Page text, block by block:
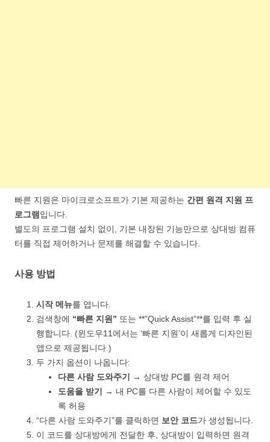
빠른 지원은 마이크로소프트가 기본 제공하는 간편 원격 지원 프
로그램 입니다.
별도의 프로그램 설치 없이, 기본 내장된 기능만으로 상대방 컴퓨
터를 직접 제어하거나 문제를 해결할 수 있습니다.
사용 방법
시작 메뉴를 엽니다.
검색창에 “빠른 지원” 또는 **”Quick Assist”**를 입력 후 실
행합니다. (윈도우11에서는 ‘빠른 지원’이 새롭게 디자인된
앱으로 제공됩니다.)
두 가지 옵션이 나옵니다:
다른 사람 도와주기
→ 상대방 PC를 원격 제어
도움을 받기
→ 내 PC를 다른 사람이 제어할 수 있도
록 허용
“다른 사람 도와주기”를 클릭하면 보안 코드가 생성됩니다.
이 코드를 상대방에게 전달한 후, 상대방이 입력하면 원격